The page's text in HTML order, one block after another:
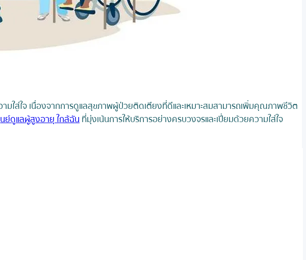
ส่ใจ เนื่องจากการดูแลสุขภาพผู้ป่วยติดเตียงที่ดีและเหมาะสมสามารถเพิ่มคุณภาพชีวิต
ย์ดูแลผู้สูงอายุ ใกล้ฉันที่มุ่งเน้นการให้บริการอย่างครบวงจรและเปี่ยมด้วยความใส่ใจ